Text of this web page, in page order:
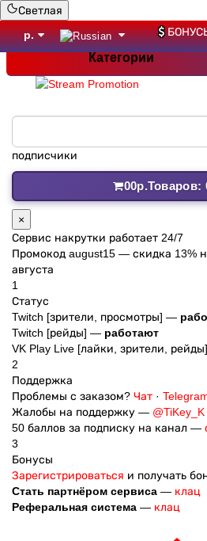
Светлая
р.
подписчики Instagram
00р.Товаров:
×
Сервис накрутки работает 24/7
Промокод august15 — скидка 13%
августа
1
Статус
Twitch [зрители, просмотры] —
Twitch [рейды] — работают
VK Play Live [лайки, зрители,
2
Поддержка
Проблемы с заказом? Чат ·
Жалобы на поддержку — @TiKey_K
50 баллов за подписку на канал —
3
Бонусы
Зарегистрироваться и получать
Стать партнёром сервиса — клац
Реферальная система — клац
Категории